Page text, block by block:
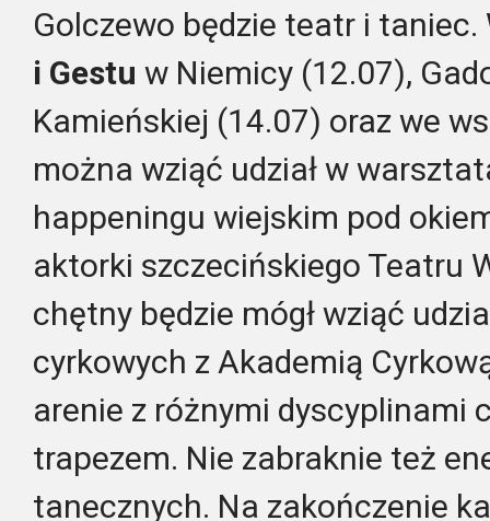
Golczewo będzie teatr i
i Gestu w Niemicy (12.07),
Kamieńskiej (14.07) oraz we
można wziąć udział w
happeningu wiejskim pod
aktorki szczecińskiego Teatru
chętny będzie mógł wziąć
cyrkowych z Akademią
arenie z różnymi dyscyplinami
trapezem. Nie zabraknie też
tanecznych. Na zakończenie